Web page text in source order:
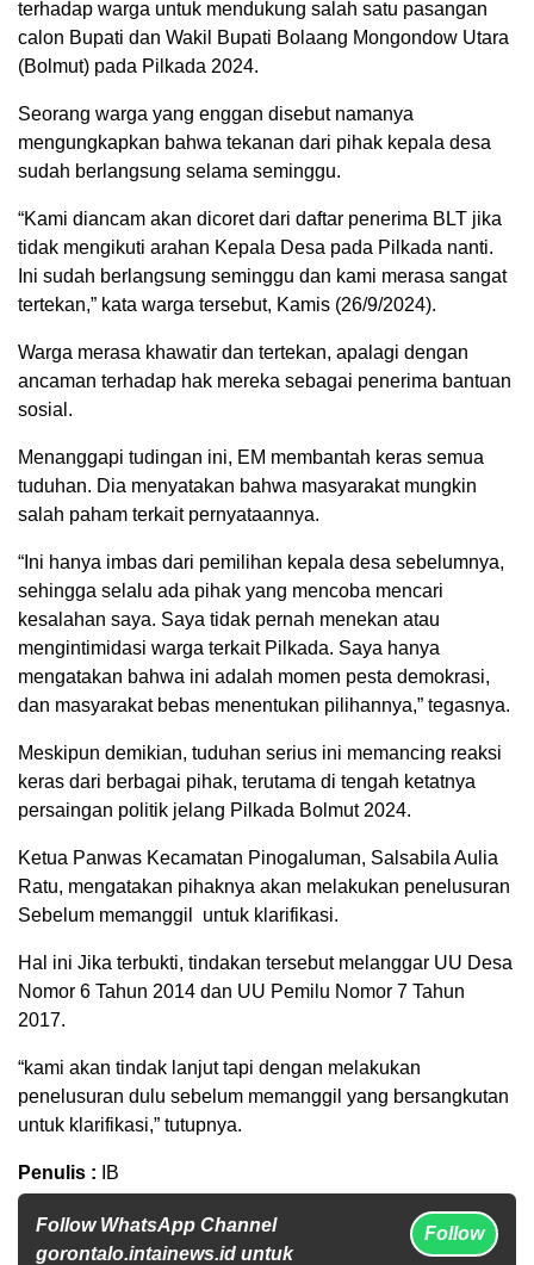
terhadap warga untuk mendukung salah satu pasangan
calon Bupati dan Wakil Bupati Bolaang Mongondow Utara
(Bolmut) pada Pilkada 2024.
Seorang warga yang enggan disebut namanya
mengungkapkan bahwa tekanan dari pihak kepala desa
sudah berlangsung selama seminggu.
“Kami diancam akan dicoret dari daftar penerima BLT jika
tidak mengikuti arahan Kepala Desa pada Pilkada nanti.
Ini sudah berlangsung seminggu dan kami merasa sangat
tertekan,” kata warga tersebut, Kamis (26/9/2024).
Warga merasa khawatir dan tertekan, apalagi dengan
ancaman terhadap hak mereka sebagai penerima bantuan
sosial.
Menanggapi tudingan ini, EM membantah keras semua
tuduhan. Dia menyatakan bahwa masyarakat mungkin
salah paham terkait pernyataannya.
“Ini hanya imbas dari pemilihan kepala desa sebelumnya,
sehingga selalu ada pihak yang mencoba mencari
kesalahan saya. Saya tidak pernah menekan atau
mengintimidasi warga terkait Pilkada. Saya hanya
mengatakan bahwa ini adalah momen pesta demokrasi,
dan masyarakat bebas menentukan pilihannya,” tegasnya.
Meskipun demikian, tuduhan serius ini memancing reaksi
keras dari berbagai pihak, terutama di tengah ketatnya
persaingan politik jelang Pilkada Bolmut 2024.
Ketua Panwas Kecamatan Pinogaluman, Salsabila Aulia
Ratu, mengatakan pihaknya akan melakukan penelusuran
Sebelum memanggil untuk klarifikasi.
Hal ini Jika terbukti, tindakan tersebut melanggar UU Desa
Nomor 6 Tahun 2014 dan UU Pemilu Nomor 7 Tahun
2017.
“kami akan tindak lanjut tapi dengan melakukan
penelusuran dulu sebelum memanggil yang bersangkutan
untuk klarifikasi,” tutupnya.
Penulis : IB
Follow WhatsApp Channel
gorontalo.intainews.id untuk
Follow